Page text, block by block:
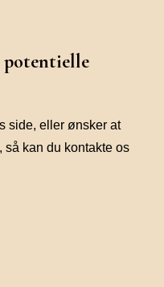
potentielle
side, eller ønsker at
så kan du kontakte os